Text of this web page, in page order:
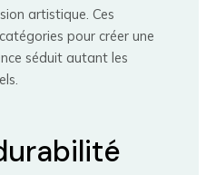
artistique. Ces
pour créer une
séduit autant les